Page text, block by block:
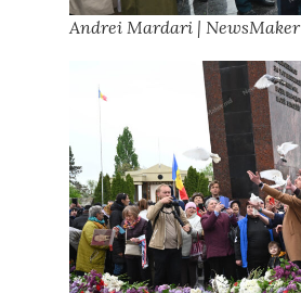
Andrei Mardari | NewsMaker